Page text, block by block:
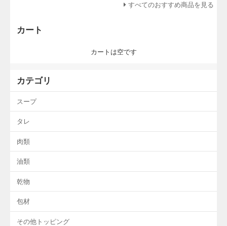
すべてのおすすめ商品を見る
カート
カートは空です
カテゴリ
スープ
タレ
肉類
油類
乾物
包材
その他トッピング